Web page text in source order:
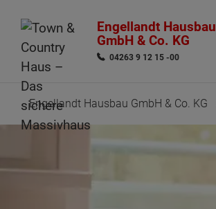
Engellandt Hausbau
GmbH & Co. KG
04263 9 12 15 -00
Engellandt Hausbau GmbH & Co. KG